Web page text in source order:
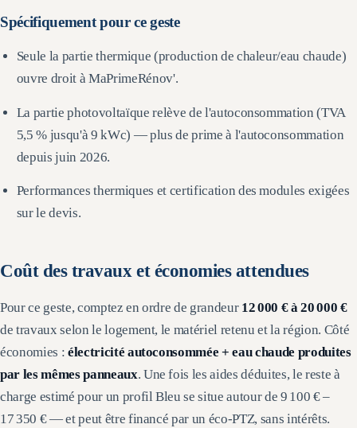
Spécifiquement pour ce geste
Seule la partie thermique (production de chaleur/eau chaude)
ouvre droit à MaPrimeRénov'.
La partie photovoltaïque relève de l'autoconsommation (TVA
5,5 % jusqu'à 9 kWc) — plus de prime à l'autoconsommation
depuis juin 2026.
Performances thermiques et certification des modules exigées
sur le devis.
Coût des travaux et économies attendues
Pour ce geste, comptez en ordre de grandeur 12 000 €à20 000 €
de travaux selon le logement, le matériel retenu et la région. Côté
économies : électricité autoconsommée + eau chaude produites
par les mêmes panneaux. Une fois les aides déduites, le reste à
charge estimé pour un profil Bleu se situe autour de 9 100 € –
17 350 €— et peut être financé par un éco-PTZ, sans intérêts.